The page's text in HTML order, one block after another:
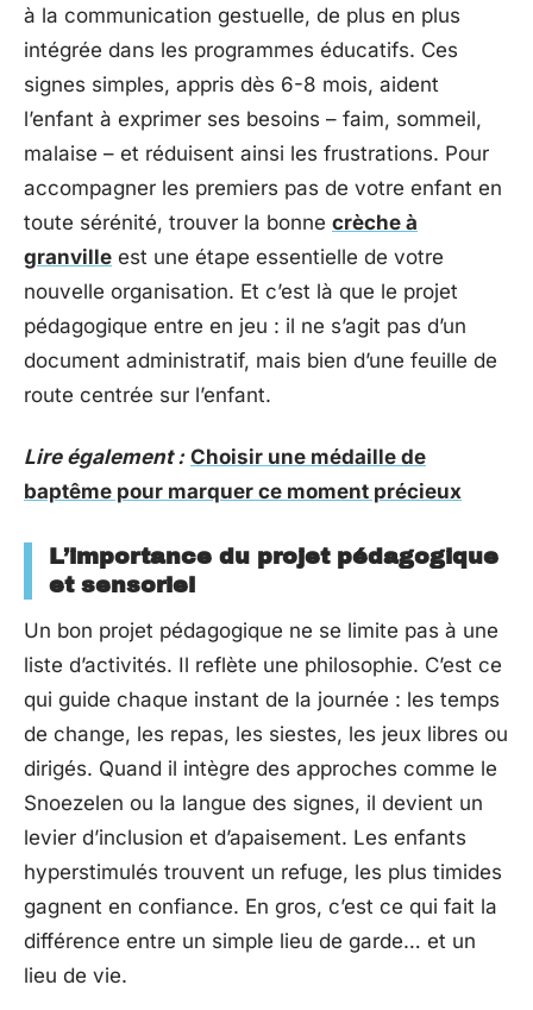
à la communication gestuelle, de plus en plus
intégrée dans les programmes éducatifs. Ces
signes simples, appris dès 6-8 mois, aident
l’enfant à exprimer ses besoins – faim, sommeil,
malaise – et réduisent ainsi les frustrations. Pour
accompagner les premiers pas de votre enfant en
toute sérénité, trouver la bonne crèche à
granville est une étape essentielle de votre
nouvelle organisation. Et c’est là que le projet
pédagogique entre en jeu : il ne s’agit pas d’un
document administratif, mais bien d’une feuille de
route centrée sur l’enfant.
Lire également : Choisir une médaille de
baptême pour marquer ce moment précieux
L’importance du projet pédagogique
et sensoriel
Un bon projet pédagogique ne se limite pas à une
liste d’activités. Il reflète une philosophie. C’est ce
qui guide chaque instant de la journée : les temps
de change, les repas, les siestes, les jeux libres ou
dirigés. Quand il intègre des approches comme le
Snoezelen ou la langue des signes, il devient un
levier d’inclusion et d’apaisement. Les enfants
hyperstimulés trouvent un refuge, les plus timides
gagnent en confiance. En gros, c’est ce qui fait la
différence entre un simple lieu de garde… et un
lieu de vie.